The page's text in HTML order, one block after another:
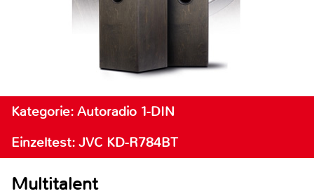
Kategorie: Autoradio 1-DIN
Einzeltest: JVC KD-R784BT
Multitalent